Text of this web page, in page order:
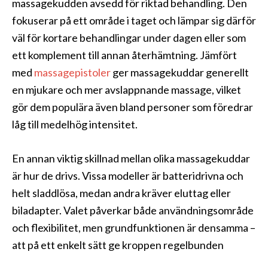
massagekudden avsedd för riktad behandling. Den
fokuserar på ett område i taget och lämpar sig därför
väl för kortare behandlingar under dagen eller som
ett komplement till annan återhämtning. Jämfört
med massagepistolerger massagekuddar generellt
en mjukare och mer avslappnande massage, vilket
gör dem populära även bland personer som föredrar
låg till medelhög intensitet.
En annan viktig skillnad mellan olika massagekuddar
är hur de drivs. Vissa modeller är batteridrivna och
helt sladdlösa, medan andra kräver eluttag eller
biladapter. Valet påverkar både användningsområde
och flexibilitet, men grundfunktionen är densamma –
att på ett enkelt sätt ge kroppen regelbunden